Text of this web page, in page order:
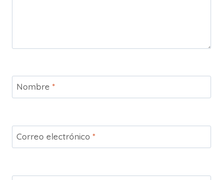
Nombre *
Correo electrónico *